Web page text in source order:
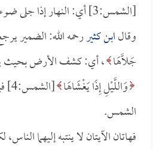
[الشمس:3] أي: النهار إذا جلى ضوء الشمس.
وقالابن كثيررحمه الله: الضمير
جَلَّاهَا ، أي: كشف الأرض بحيث
وَاللَّيْلِ إِذَا يَغْشَاهَا
الشمس.
فهاتان الآيتان لا ينتبه إليهما